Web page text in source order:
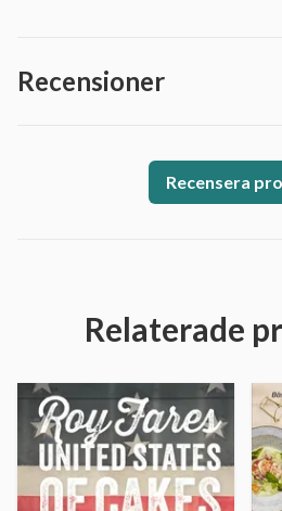
Recensioner
Recensera
Relaterade